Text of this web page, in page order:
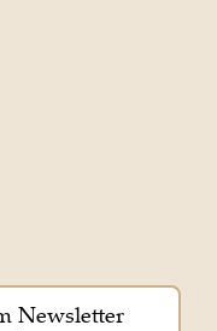
Newsletter